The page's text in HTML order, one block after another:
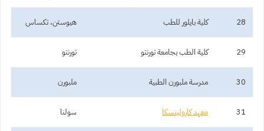
28 كلية بايلور للطب هيوستن، تكساس
29 كلية الطب بجامعة تورنتو تورنتو
30 مدرسة ملبورن الطبية ملبورن
31 معهد كارولينسكا سولنا